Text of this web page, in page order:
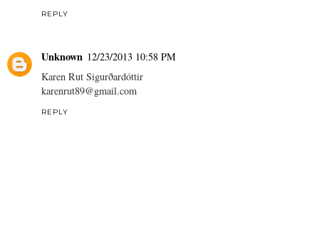
REPLY
Unknown 12/23/2013 10:58 PM
Karen Rut Sigurðardóttir
karenrut89@gmail.com
REPLY